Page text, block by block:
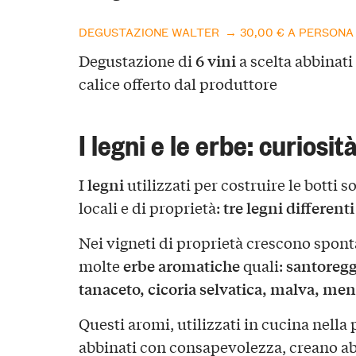
DEGUSTAZIONE WALTER → 30,00 € A PERSONA
Degustazione di6 vini a scelta
calice offerto dal produttore
I legni e le erbe:
Ilegniutilizzati per costruire le botti
locali e di proprietà:tre legni
Nei vigneti di proprietà crescono
molteerbearomatichequali:
tanaceto, cicoria selvatica, malva,
Questi aromi, utilizzati in cucina nella
abbinati con consapevolezza, creano